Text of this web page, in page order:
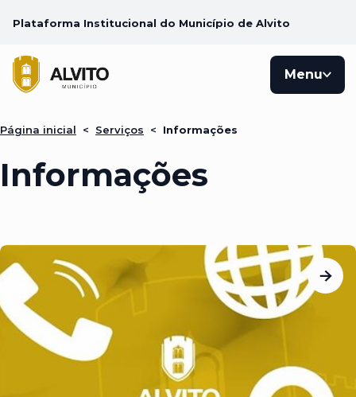
Plataforma Institucional do Município de Alvito
Menu
Página inicial < Serviços < Informações
Informações